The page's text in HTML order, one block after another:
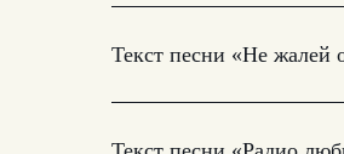
Текст песни «Не жалей